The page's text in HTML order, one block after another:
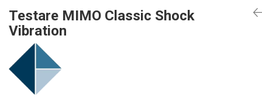
Măsurători termoviziune
Software
Vibrometre
Analizoare achiziții de date
Condiționere
Sisteme laser de aliniere arbori
Măsurători geometrice
Măsurători termoviziune
Software
Analizoare achiziții de date
Utilaje feroviare
Locomotive de manevră
Elevatoare mobile
Platforme de ridicare cu boghiuri
Platouri rotative
Senzori cu fir (Wired)
Accelerometre IEPE triaxiale
Traductoare vibratii 4-20 mA
Traductoare ICP de viteză de vibrații
Status Pro
Svantek
VibraSens
Winmate
Mectron
Testare MIMO Classic Shock
Vibration